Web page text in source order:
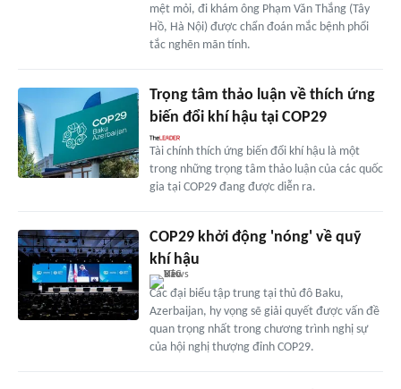
mệt mỏi, đi khám ông Phạm Văn Thắng (Tây
Hồ, Hà Nội) được chẩn đoán mắc bệnh phổi
tắc nghẽn mãn tính.
Trọng tâm thảo luận về thích ứng
biến đổi khí hậu tại COP29
Tài chính thích ứng biến đổi khí hậu là một
trong những trọng tâm thảo luận của các quốc
gia tại COP29 đang được diễn ra.
COP29 khởi động 'nóng' về quỹ
khí hậu
Các đại biểu tập trung tại thủ đô Baku,
Azerbaijan, hy vọng sẽ giải quyết được vấn đề
quan trọng nhất trong chương trình nghị sự
của hội nghị thượng đỉnh COP29.